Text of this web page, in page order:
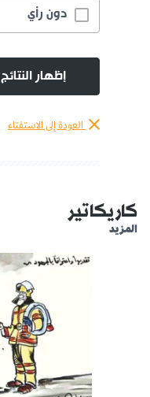
دون رأي
إظهار النتائج
العودة إلى الاستفتاء
كاريكاتير
المزيد